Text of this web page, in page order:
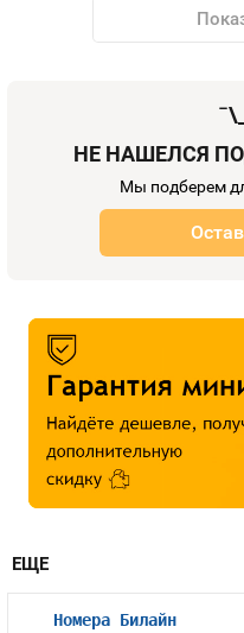
НЕ НАШЕЛСЯ
Мы подберем
ЕЩЕ
Номера Билайн